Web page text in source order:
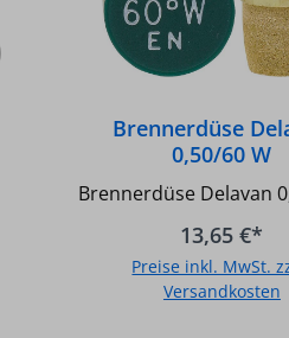
Brennerdüse
0,50/60 W
Brennerdüse Delavan
13,65 €*
Preise inkl. MwSt.
Versandkosten